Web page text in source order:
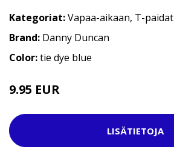
Kategoriat:Vapaa-aikaan, T-paidat
Brand: Danny Duncan
Color:tie dye blue
9.95 EUR
LISÄTIETOJA